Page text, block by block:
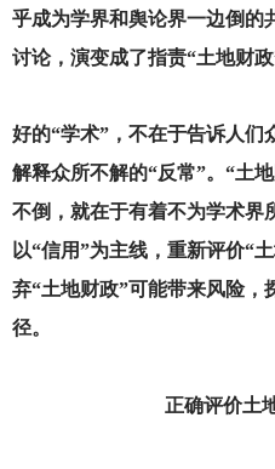
乎成为学界和舆论界一边倒的
讨论，演变成了指责“土地财政
好的“学术”，不在于告诉人们
解释众所不解的“反常”。“土
不倒，就在于有着不为学术界
以“信用”为主线，重新评价“
弃“土地财政”可能带来风险，
径。
正确评价土